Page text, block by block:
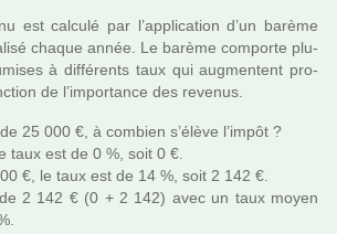
est cal­culé par l’appli­ca­tion d’un barème
chaque année. Le barème com­porte plu­
à dif­fé­rents taux qui aug­men­tent pro­
de l’impor­tance des reve­nus.
25 000 €, à com­bien s’élève l’impôt ?
taux est de 0 %, soit 0 €.
€, le taux est de 14 %, soit 2 142 €.
de 2 142 € (0 + 2 142) avec un taux moyen